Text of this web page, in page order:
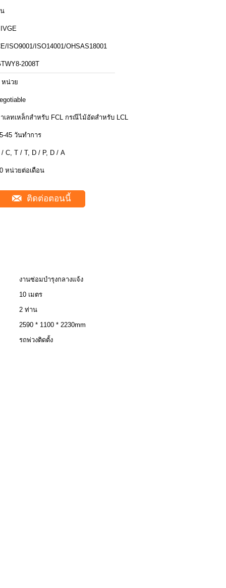
ISO9001/ISO14001/OHSAS18001
2008T
หน่วย
พาเลทเหล็กสำหรับ FCL กรณีไม้อัดสำหรับ LCL
45 วันทำการ
/ C, T / T, D / P, D / A
หน่วยต่อเดือน
ติดต่อตอนนี้
งานซ่อมบำรุงกลางแจ้ง
10 เมตร
2 ท่าน
2590 * 1100 * 2230mm
รถพ่วงติดตั้ง